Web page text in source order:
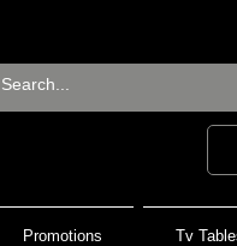
Promotions Tv